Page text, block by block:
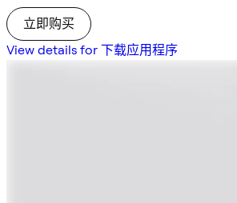
立即购买
View details for 下载应用程序